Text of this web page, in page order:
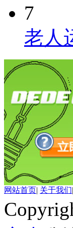
7
老人
网站首页| 关于我们|